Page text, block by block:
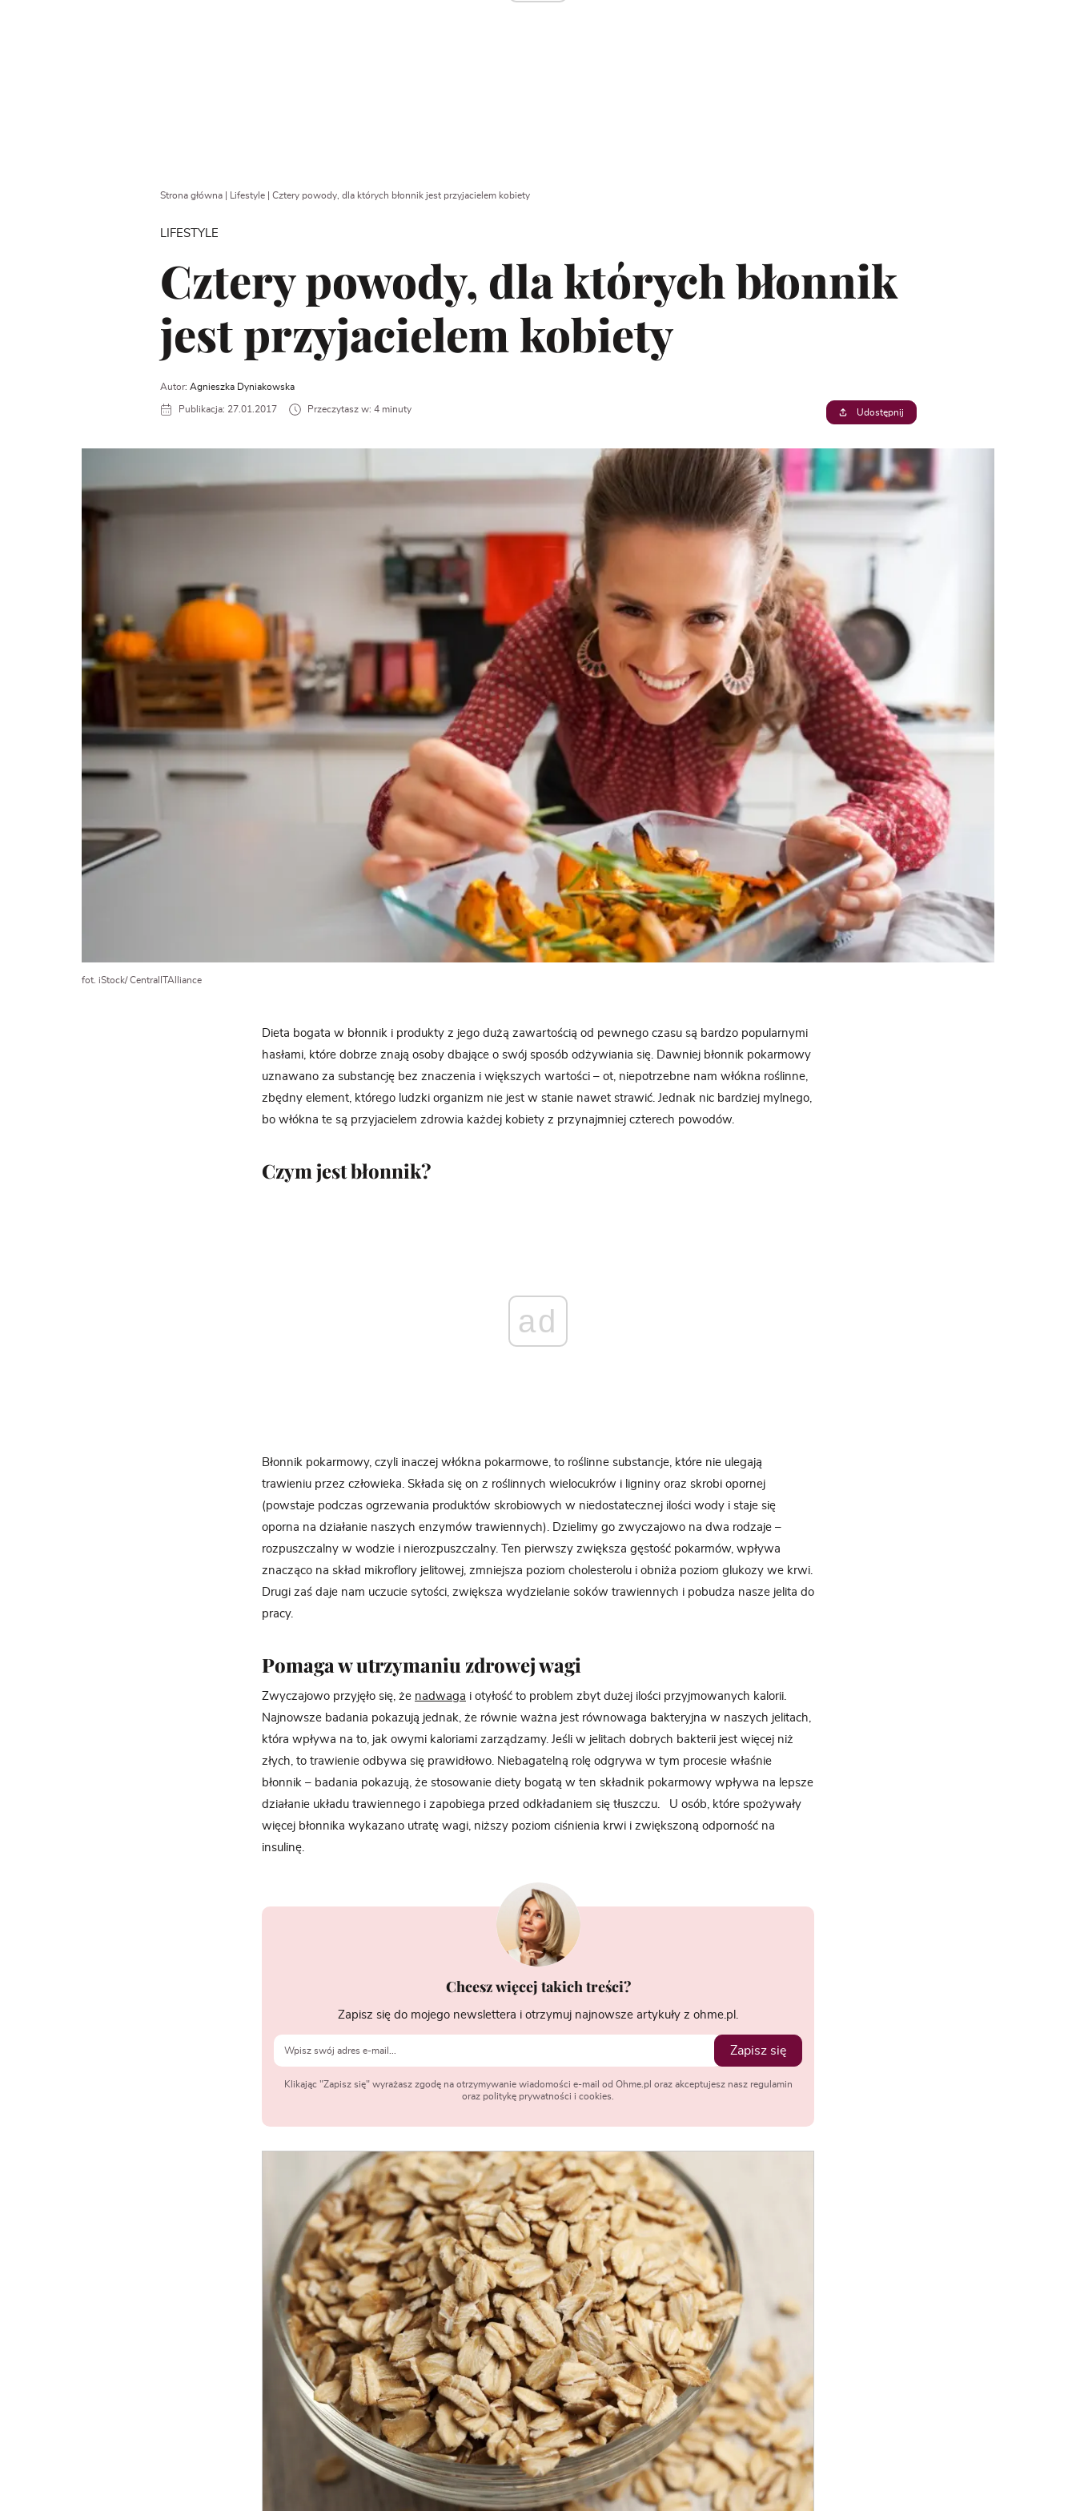
Strona główna| Lifestyle| Cztery powody, dla których błonnik jest przyjacielem kobiety
LIFESTYLE
Cztery powody, dla których błonnik
jest przyjacielem kobiety
Autor: Agnieszka Dyniakowska
Publikacja: 27.01.2017 Przeczytasz w: 4 minuty Udostępnij
fot. iStock/ CentralITAlliance
Dieta bogata w błonnik i produkty z jego dużą zawartością od pewnego czasu są bardzo popularnymi
hasłami, które dobrze znają osoby dbające o swój sposób odżywiania się. Dawniej błonnik pokarmowy
uznawano za substancję bez znaczenia i większych wartości – ot, niepotrzebne nam włókna roślinne,
zbędny element, którego ludzki organizm nie jest w stanie nawet strawić. Jednak nic bardziej mylnego,
bo włókna te są przyjacielem zdrowia każdej kobiety z przynajmniej czterech powodów.
Czym jest błonnik?
ad
Błonnik pokarmowy, czyli inaczej włókna pokarmowe, to roślinne substancje, które nie ulegają
trawieniu przez człowieka. Składa się on z roślinnych wielocukrów i ligniny oraz skrobi opornej
(powstaje podczas ogrzewania produktów skrobiowych w niedostatecznej ilości wody i staje się
oporna na działanie naszych enzymów trawiennych). Dzielimy go zwyczajowo na dwa rodzaje –
rozpuszczalny w wodzie i nierozpuszczalny. Ten pierwszy zwiększa gęstość pokarmów, wpływa
znacząco na skład mikroflory jelitowej, zmniejsza poziom cholesterolu i obniża poziom glukozy we krwi.
Drugi zaś daje nam uczucie sytości, zwiększa wydzielanie soków trawiennych i pobudza nasze jelita do
pracy.
Pomaga w utrzymaniu zdrowej wagi
Zwyczajowo przyjęło się, że nadwaga i otyłość to problem zbyt dużej ilości przyjmowanych kalorii.
Najnowsze badania pokazują jednak, że równie ważna jest równowaga bakteryjna w naszych jelitach,
która wpływa na to, jak owymi kaloriami zarządzamy. Jeśli w jelitach dobrych bakterii jest więcej niż
złych, to trawienie odbywa się prawidłowo. Niebagatelną rolę odgrywa w tym procesie właśnie
błonnik – badania pokazują, że stosowanie diety bogatą w ten składnik pokarmowy wpływa na lepsze
działanie układu trawiennego i zapobiega przed odkładaniem się tłuszczu. U osób, które spożywały
więcej błonnika wykazano utratę wagi, niższy poziom ciśnienia krwi i zwiększoną odporność na
insulinę.
Chcesz więcej takich treści?
Zapisz się do mojego newslettera i otrzymuj najnowsze artykuły z ohme.pl.
Zapisz się
Klikając "Zapisz się" wyrażasz zgodę na otrzymywanie wiadomości e-mail od Ohme.pl oraz akceptujesz nasz regulamin
oraz politykę prywatności i cookies.